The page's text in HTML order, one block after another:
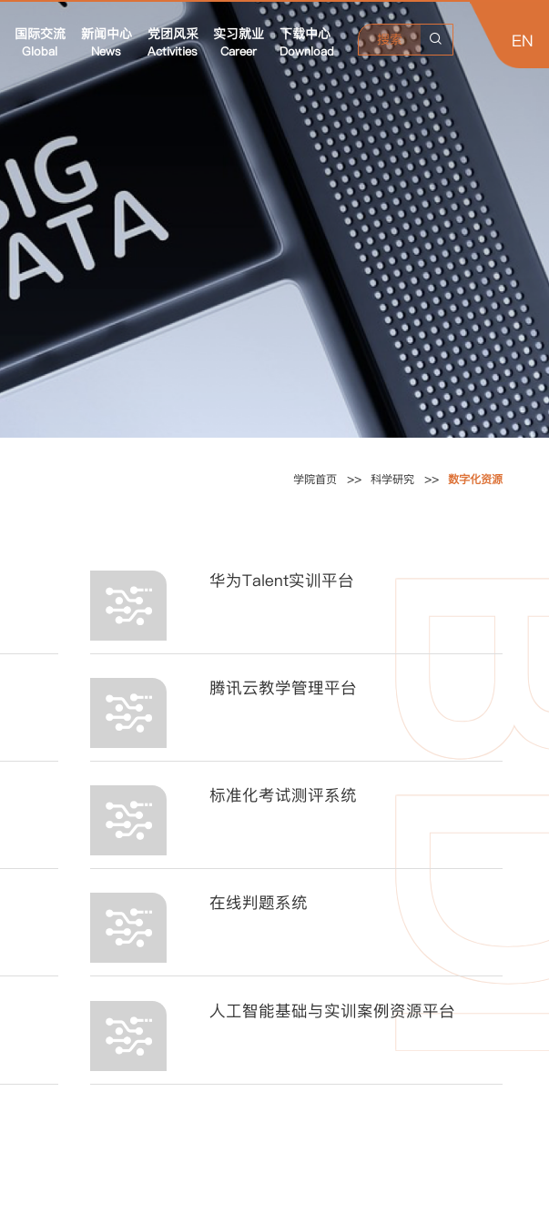
国际交流
Global
新闻中心
News
党团风采
Activities
实习就业
Career
下载中心
Download
搜索 EN
学院首页 科学研究 数字化资源
华为Talent实训平台
腾讯云教学管理平台
标准化考试测评系统
在线判题系统
人工智能基础与实训案例资源平台